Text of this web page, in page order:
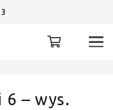
6 – wys.